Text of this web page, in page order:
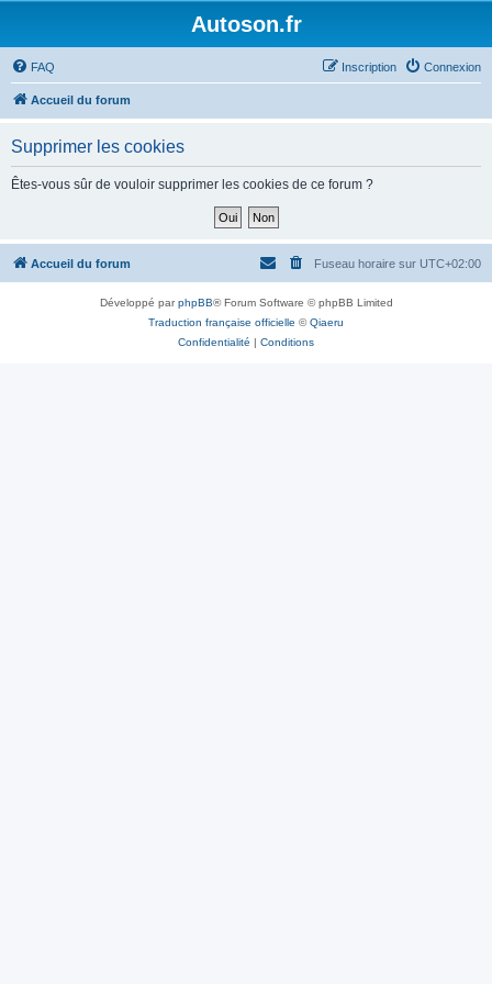
Autoson.fr
FAQ Connexion
Inscription
Accueil du forum
Supprimer les cookies
Êtes-vous sûr de vouloir supprimer les cookies de ce forum ?
Accueil du forum Fuseau horaire sur UTC+02:00
Développé parphpBB® Forum Software © phpBB Limited
Traduction française officielle ©Qiaeru
Confidentialité | Conditions